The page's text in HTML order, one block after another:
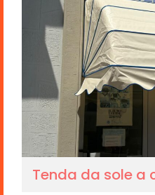
Tenda da sole a